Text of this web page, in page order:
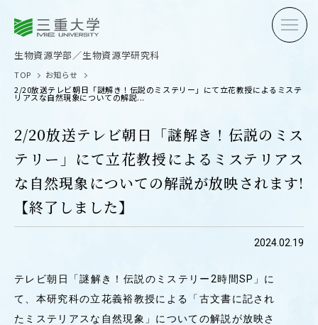
生物資源学部 生物資源学研究科
受験生の方へ 在学生
卒業生の方へ
オープンキャンパス
TOP
お知らせ
2/20放送テレビ朝日「謎解き！伝説のミステリー」にて立花教授によるミステ
リアスな自然現象についての解説...
2/20放送テレビ朝日「謎解き！伝説のミス
テリー」にて立花教授によるミステリアス
な自然現象についての解説が放映されます!
【終了しました】
2024.02.19
テレビ朝日「謎解き！伝説のミステリー2時間SP」に
て、本研究科の立花義裕教授による「古文書に記され
たミステリアスな自然現象」についての解説が放映さ